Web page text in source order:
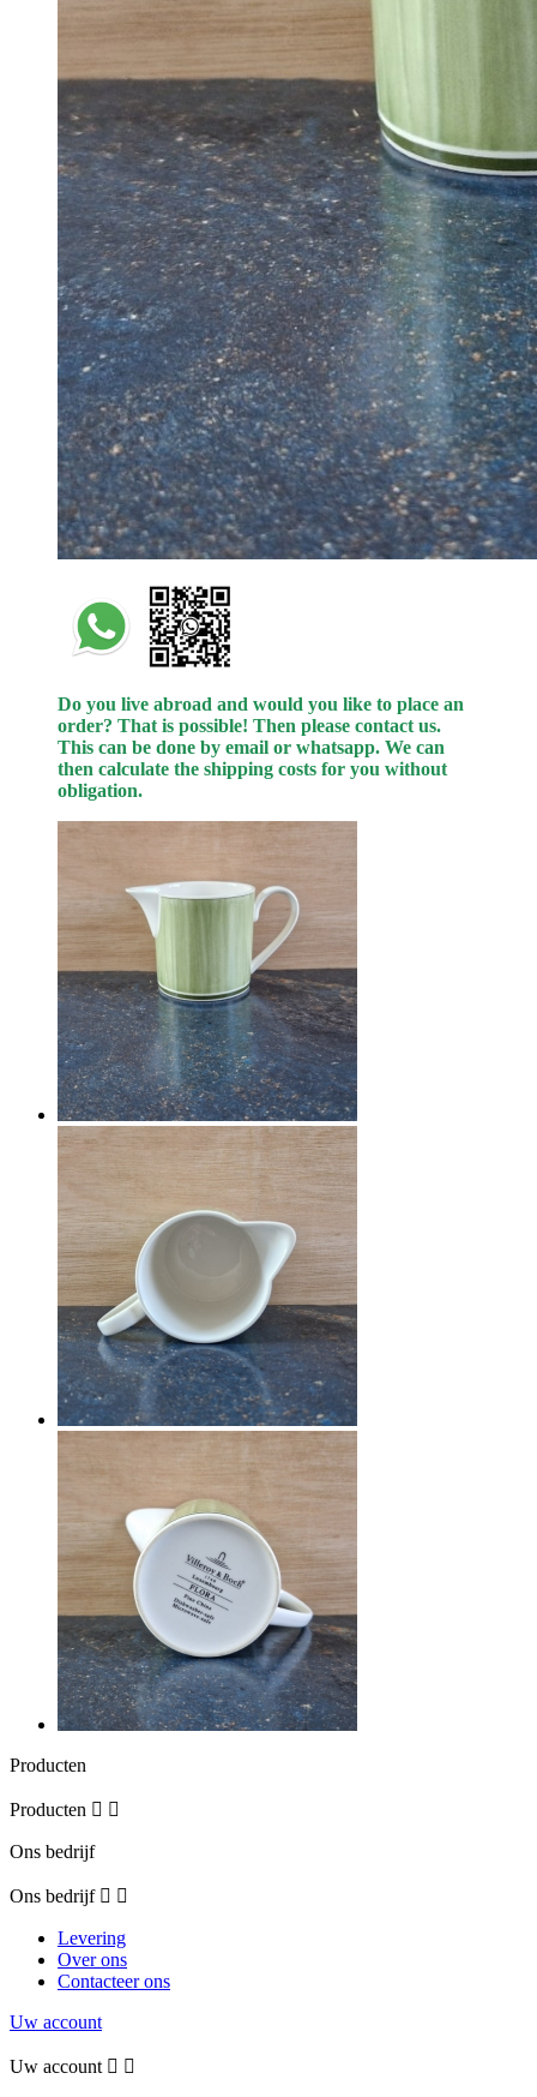
Do you live abroad and would you like to place an
order? That is possible! Then please contact us.
This can be done by email or whatsapp. We can
then calculate the shipping costs for you without
obligation.
Producten
Producten  
Ons bedrijf
Ons bedrijf  
Levering
Over ons
Contacteer ons
Uw account
Uw account  